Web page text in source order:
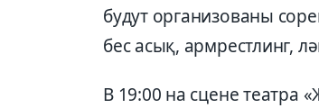
будут организованы
бес асық, армрестлинг,
В 19:00 на сцене театра